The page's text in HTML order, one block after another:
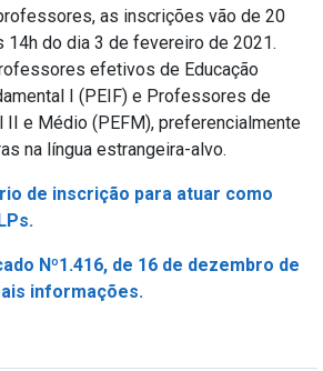
as inscrições vão de 20
14h do dia 3 de fevereiro de 2021.
efetivos de Educação
I (PEIF) e Professores de
II e Médio (PEFM), preferencialmente
na língua estrangeira-alvo.
de inscrição para atuar como
Nº1.416, de 16 de dezembro de
informações.